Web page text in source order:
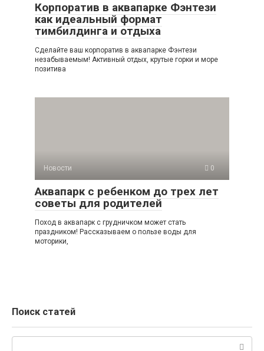
Корпоратив в аквапарке Фэнтези
как идеальный формат
тимбилдинга и отдыха
Сделайте ваш корпоратив в аквапарке Фэнтези
незабываемым! Активный отдых, крутые горки и море
позитива
Новости 0
Аквапарк с ребенком до трех лет
советы для родителей
Поход в аквапарк с грудничком может стать
праздником! Рассказываем о пользе воды для
моторики,
Поиск статей